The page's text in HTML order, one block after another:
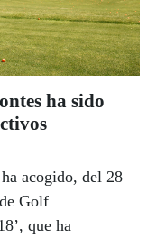
ha sido
acogido, del 28
Golf
que ha